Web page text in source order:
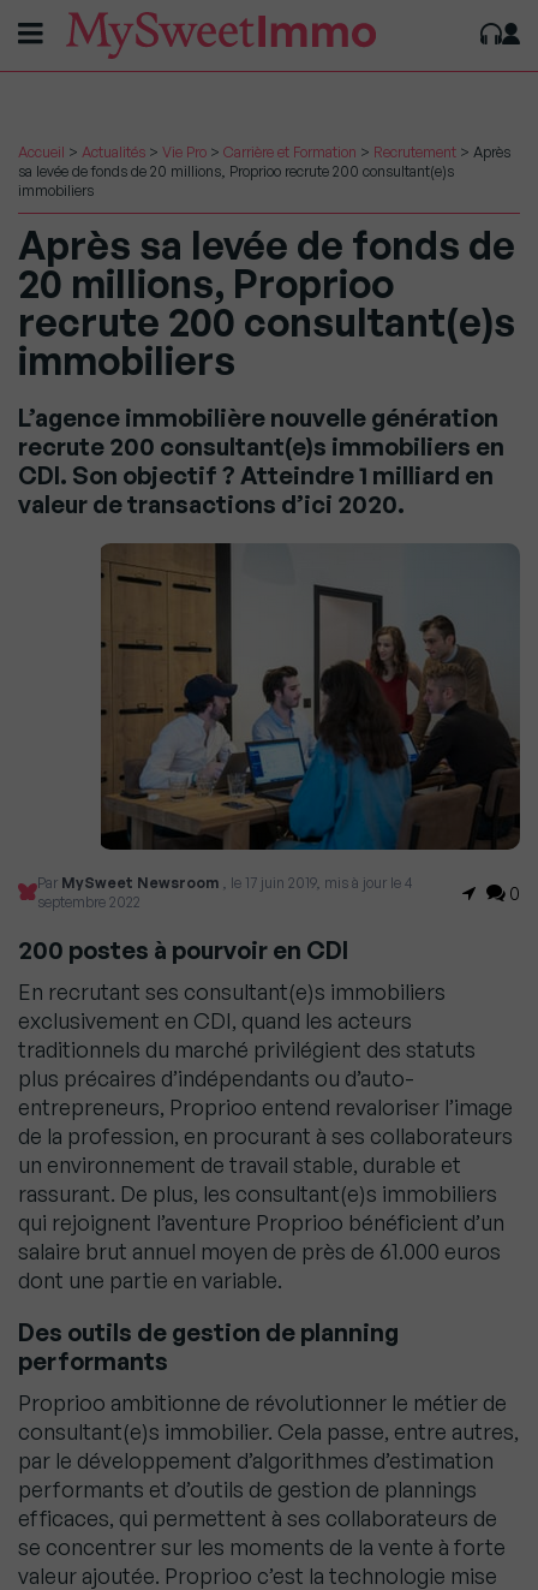
Accueil > Actualités > Vie Pro > Carrière et Formation > Recrutement > Après
sa levée de fonds de 20 millions, Proprioo recrute 200 consultant(e)s
immobiliers
Après sa levée de fonds de
20 millions, Proprioo
recrute 200 consultant(e)s
immobiliers
L’agence immobilière nouvelle génération
recrute 200 consultant(e)s immobiliers en
CDI. Son objectif ? Atteindre 1 milliard en
valeur de transactions d’ici 2020.
Par MySweet Newsroom , le 17 juin 2019, mis à jour le 4
septembre 2022
0
200 postes à pourvoir en CDI
En recrutant ses consultant(e)s immobiliers
exclusivement en CDI, quand les acteurs
traditionnels du marché privilégient des statuts
plus précaires d’indépendants ou d’auto-
entrepreneurs, Proprioo entend revaloriser l’image
de la profession, en procurant à ses collaborateurs
un environnement de travail stable, durable et
rassurant. De plus, les consultant(e)s immobiliers
qui rejoignent l’aventure Proprioo bénéficient d’un
salaire brut annuel moyen de près de 61.000 euros
dont une partie en variable.
Des outils de gestion de planning
performants
Proprioo ambitionne de révolutionner le métier de
consultant(e)s immobilier. Cela passe, entre autres,
par le développement d’algorithmes d’estimation
performants et d’outils de gestion de plannings
efficaces, qui permettent à ses collaborateurs de
se concentrer sur les moments de la vente à forte
valeur ajoutée. Proprioo c’est la technologie mise